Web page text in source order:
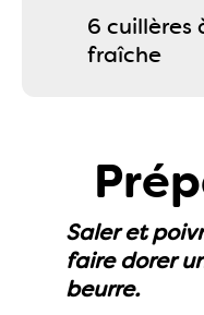
6 cuillères
fraîche
Saler et
faire dorer
beurre.